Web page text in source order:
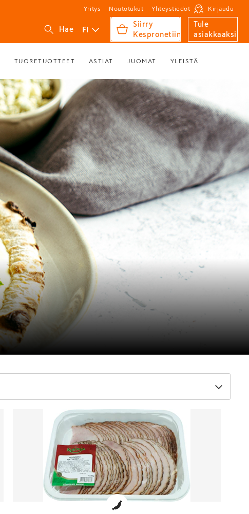
Yritys Noutotukut Yhteystiedot Kirjaudu
Hae FI
Siirry
Kespronetiin
Tule
asiakkaaksi
TUORETUOTTEET ASTIAT JUOMAT YLEISTÄ